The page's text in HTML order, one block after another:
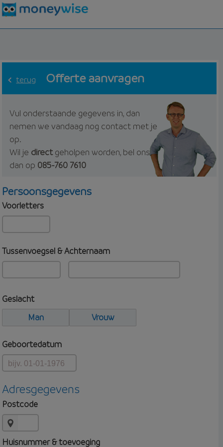
terug Offerte aanvragen
Vul onderstaande gegevens in, dan
nemen we vandaag nog contact met je
op.
Wil je directgeholpen worden, bel ons
dan op 085-760 7610
Persoonsgegevens
Voorletters
Tussenvoegsel & Achternaam
Geslacht
Man
Vrouw
Geboortedatum
Adresgegevens
Postcode
Huisnummer & toevoeging